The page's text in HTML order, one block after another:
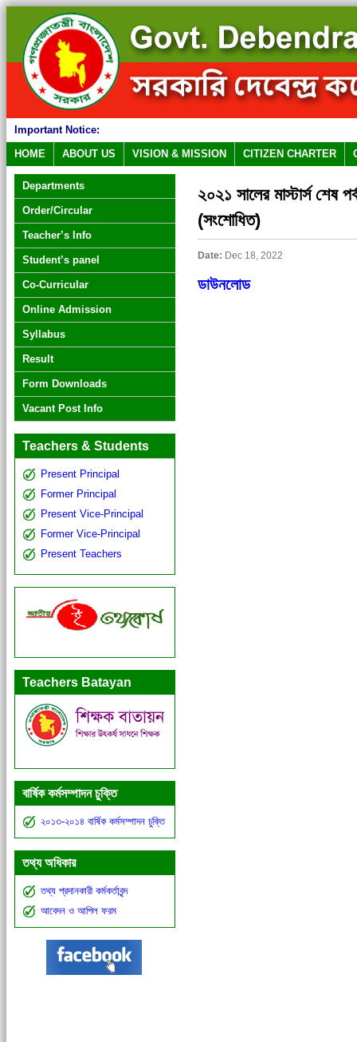
Important Notice:
HOME
ABOUT US VISION & MISSION CITIZEN CHARTER
Departments
Order/Circular
Teacher’s Info
Student’s panel
Co-Curricular
Online Admission
Syllabus
Result
Form Downloads
Vacant Post Info
Teachers & Students
Present Principal
Former Principal
Present Vice-Principal
Former Vice-Principal
Present Teachers
Teachers Batayan
বার্ষিক কর্মসম্পাদন চুক্তি
২০১৩-২০১৪ বার্ষিক কর্মসম্পাদন চুক্তি
তথ্য অধিকার
তথ্য প্রদানকারী কর্মকর্তাবৃন্দ
আবেদন ও আপিল ফরম
২০২১ সালের মাস্টার্স শেষ
(সংশোধিত)
Date: Dec 18, 2022
ডাউনলোড